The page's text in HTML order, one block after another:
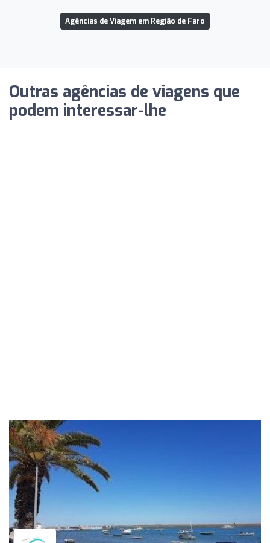
Agências de Viagem em Região de Faro
Outras agências de viagens que
podem interessar-lhe